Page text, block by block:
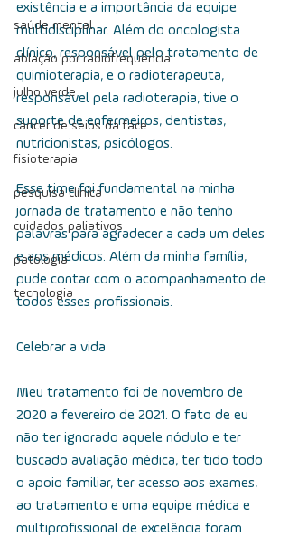
saúde mental
ablação por radiofrequência
julho verde
câncer de seios da face
fisioterapia
pesquisa clínica
cuidados paliativos
patologia
tecnologia
existência e a importância da equipe
multidisciplinar. Além do oncologista
clínico, responsável pelo tratamento de
quimioterapia, e o radioterapeuta,
responsável pela radioterapia, tive o
suporte de enfermeiros, dentistas,
nutricionistas, psicólogos.
Esse time foi fundamental na minha
jornada de tratamento e não tenho
palavras para agradecer a cada um deles
e aos médicos. Além da minha família,
pude contar com o acompanhamento de
todos esses profissionais.
Celebrar a vida
Meu tratamento foi de novembro de
2020 a fevereiro de 2021. O fato de eu
não ter ignorado aquele nódulo e ter
buscado avaliação médica, ter tido todo
o apoio familiar, ter acesso aos exames,
ao tratamento e uma equipe médica e
multiprofissional de excelência foram